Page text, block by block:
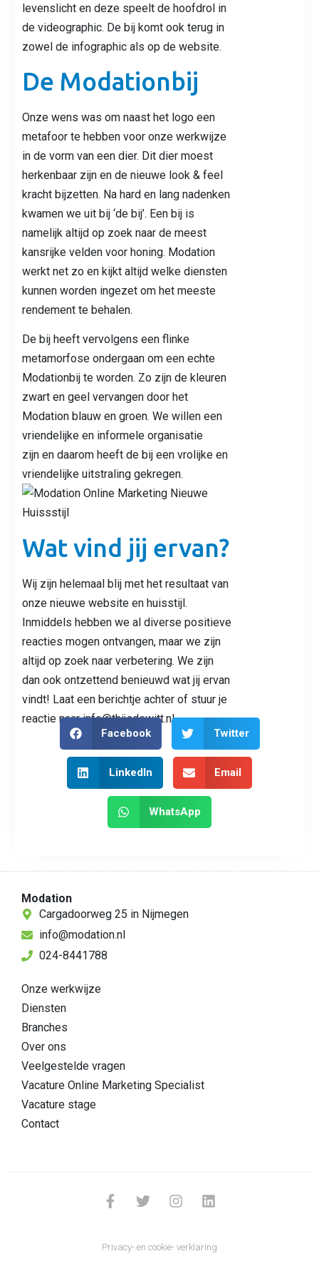
levenslicht en deze speelt de hoofdrol in
de videographic. De bij komt ook terug in
zowel de infographic als op de website.
De Modationbij
Onze wens was om naast het logo een
metafoor te hebben voor onze werkwijze
in de vorm van een dier. Dit dier moest
herkenbaar zijn en de nieuwe look & feel
kracht bijzetten. Na hard en lang nadenken
kwamen we uit bij ‘de bij’. Een bij is
namelijk altijd op zoek naar de meest
kansrijke velden voor honing. Modation
werkt net zo en kijkt altijd welke diensten
kunnen worden ingezet om het meeste
rendement te behalen.
De bij heeft vervolgens een flinke
metamorfose ondergaan om een echte
Modationbij te worden. Zo zijn de kleuren
zwart en geel vervangen door het
Modation blauw en groen. We willen een
vriendelijke en informele organisatie
zijn en daarom heeft de bij een vrolijke en
vriendelijke uitstraling gekregen.
Wat vind jij ervan?
Wij zijn helemaal blij met het resultaat van
onze nieuwe website en huisstijl.
Inmiddels hebben we al diverse positieve
reacties mogen ontvangen, maar we zijn
altijd op zoek naar verbetering. We zijn
dan ook ontzettend benieuwd wat jij ervan
vindt! Laat een berichtje achter of stuur je
reactie naar info@thijsdewitt.nl.
Facebook Twitter
LinkedIn Email
WhatsApp
Modation
Cargadoorweg 25 in Nijmegen
info@modation.nl
024-8441788
Onze werkwijze
Diensten
Branches
Over ons
Veelgestelde vragen
Vacature Online Marketing Specialist
Vacature stage
Contact
Privacy- en cookie- verklaring